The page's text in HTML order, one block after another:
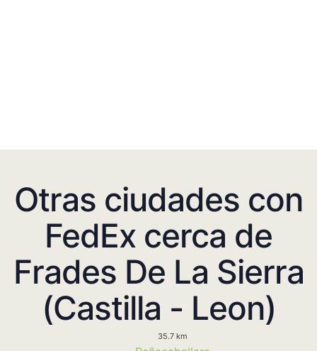
Otras ciudades con
FedEx cerca de
Frades De La Sierra
(Castilla - Leon)
35.7 km